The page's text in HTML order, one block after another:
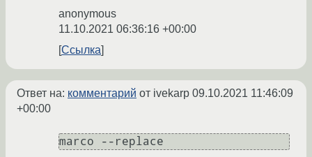
anonymous
11.10.2021 06:36:16 +00:00
Ссылка
Ответ на: комментарий от ivekarp 09.10.2021 11:46:09
+00:00
marco --replace